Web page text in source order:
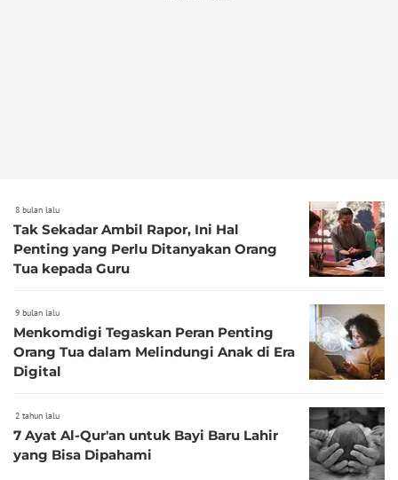
8 bulan lalu
Tak Sekadar Ambil Rapor, Ini Hal
Penting yang Perlu Ditanyakan Orang
Tua kepada Guru
9 bulan lalu
Menkomdigi Tegaskan Peran Penting
Orang Tua dalam Melindungi Anak di Era
Digital
2 tahun lalu
7 Ayat Al-Qur'an untuk Bayi Baru Lahir
yang Bisa Dipahami